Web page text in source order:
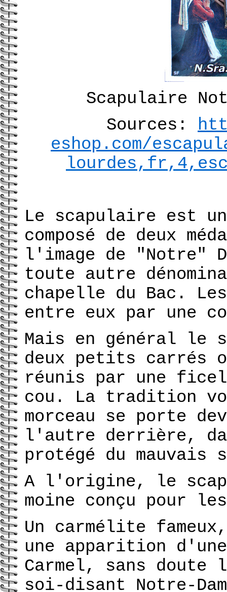
Scapulaire
Sources:
eshop.com/
Le scapulaire est
composé de deux
l'image de "Notre"
toute autre
chapelle du Bac.
entre eux par une
Mais en général le
deux petits carrés
réunis par une
cou. La tradition
morceau se porte
l'autre derrière,
protégé du
A l'origine, le
moine conçu pour
Un carmélite
une apparition d'une
Carmel, sans
soi-disant Notre-